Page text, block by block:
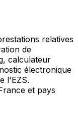
relatives
de
calculateur
électronique
l'EZS.
et pays